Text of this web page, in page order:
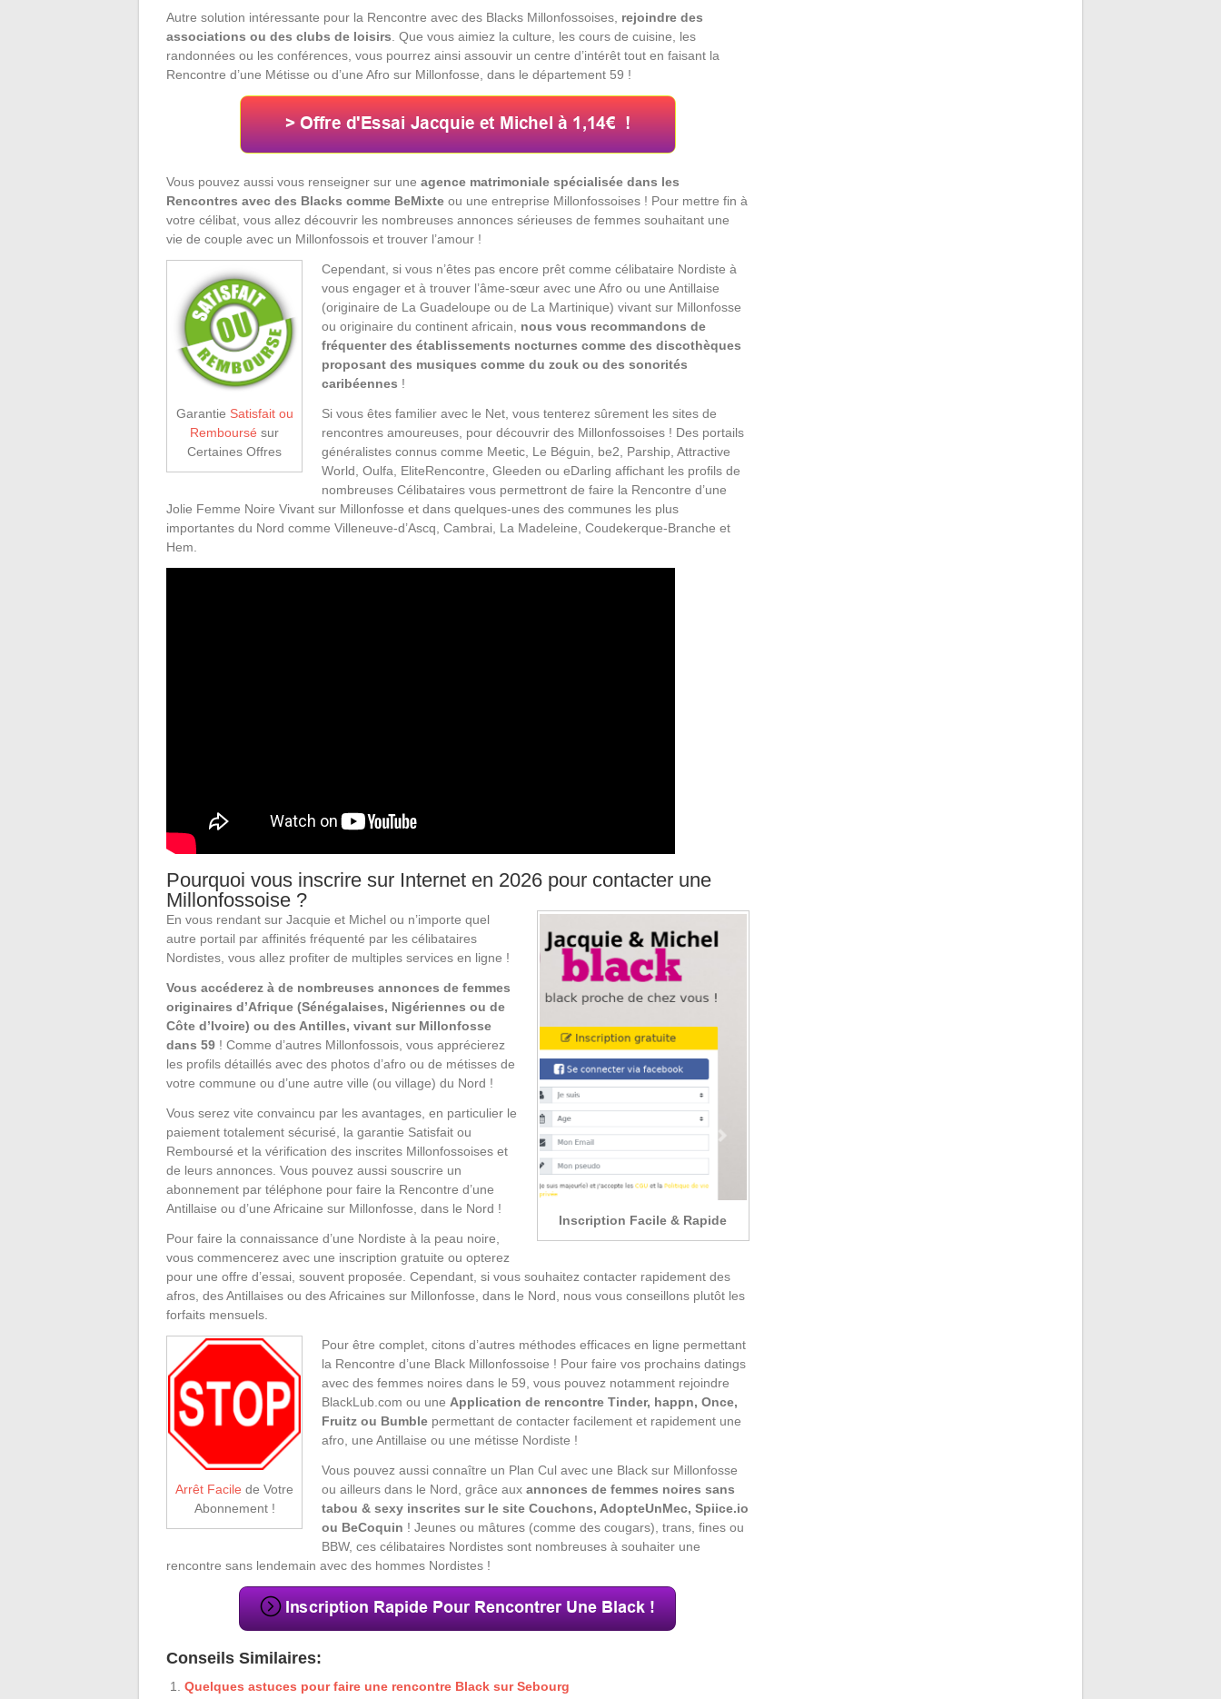
Autre solution intéressante pour la Rencontre avec des Blacks Millonfossoises, rejoindre des
associations ou des clubs de loisirs . Que vous aimiez la culture, les cours de cuisine, les
randonnées ou les conférences, vous pourrez ainsi assouvir un centre d’intérêt tout en faisant la
Rencontre d’une Métisse ou d’une Afro sur Millonfosse, dans le département 59 !
Vous pouvez aussi vous renseigner sur une agence matrimoniale spécialisée dans les
Rencontres avec des Blacks comme BeMixte ou une entreprise Millonfossoises ! Pour mettre fin à
votre célibat, vous allez découvrir les nombreuses annonces sérieuses de femmes souhaitant une
vie de couple avec un Millonfossois et trouver l’amour !
Garantie Satisfait ou
Remboursé sur
Certaines Offres
Cependant, si vous n’êtes pas encore prêt comme célibataire Nordiste à
vous engager et à trouver l’âme-sœur avec une Afro ou une Antillaise
(originaire de La Guadeloupe ou de La Martinique) vivant sur Millonfosse
ou originaire du continent africain, nous vous recommandons de
fréquenter des établissements nocturnes comme des discothèques
proposant des musiques comme du zouk ou des sonorités
caribéennes !
Si vous êtes familier avec le Net, vous tenterez sûrement les sites de
rencontres amoureuses, pour découvrir des Millonfossoises ! Des portails
généralistes connus comme Meetic, Le Béguin, be2, Parship, Attractive
World, Oulfa, EliteRencontre, Gleeden ou eDarling affichant les profils de
nombreuses Célibataires vous permettront de faire la Rencontre d’une
Jolie Femme Noire Vivant sur Millonfosse et dans quelques-unes des communes les plus
importantes du Nord comme Villeneuve-d’Ascq, Cambrai, La Madeleine, Coudekerque-Branche et
Hem.
Pourquoi vous inscrire sur Internet en 2026 pour contacter une
Millonfossoise ?
Inscription Facile & Rapide
En vous rendant sur Jacquie et Michel ou n’importe quel
autre portail par affinités fréquenté par les célibataires
Nordistes, vous allez profiter de multiples services en ligne !
Vous accéderez à de nombreuses annonces de femmes
originaires d’Afrique (Sénégalaises, Nigériennes ou de
Côte d’Ivoire) ou des Antilles, vivant sur Millonfosse
dans 59 ! Comme d’autres Millonfossois, vous apprécierez
les profils détaillés avec des photos d’afro ou de métisses de
votre commune ou d’une autre ville (ou village) du Nord !
Vous serez vite convaincu par les avantages, en particulier le
paiement totalement sécurisé, la garantie Satisfait ou
Remboursé et la vérification des inscrites Millonfossoises et
de leurs annonces. Vous pouvez aussi souscrire un
abonnement par téléphone pour faire la Rencontre d’une
Antillaise ou d’une Africaine sur Millonfosse, dans le Nord !
Pour faire la connaissance d’une Nordiste à la peau noire,
vous commencerez avec une inscription gratuite ou opterez
pour une offre d’essai, souvent proposée. Cependant, si vous souhaitez contacter rapidement des
afros, des Antillaises ou des Africaines sur Millonfosse, dans le Nord, nous vous conseillons plutôt les
forfaits mensuels.
Arrêt Facile de Votre
Abonnement !
Pour être complet, citons d’autres méthodes efficaces en ligne permettant
la Rencontre d’une Black Millonfossoise ! Pour faire vos prochains datings
avec des femmes noires dans le 59, vous pouvez notamment rejoindre
BlackLub.com ou une Application de rencontre Tinder, happn, Once,
Fruitz ou Bumble permettant de contacter facilement et rapidement une
afro, une Antillaise ou une métisse Nordiste !
Vous pouvez aussi connaître un Plan Cul avec une Black sur Millonfosse
ou ailleurs dans le Nord, grâce aux annonces de femmes noires sans
tabou & sexy inscrites sur le site Couchons, AdopteUnMec, Spiice.io
ou BeCoquin ! Jeunes ou mâtures (comme des cougars), trans, fines ou
BBW, ces célibataires Nordistes sont nombreuses à souhaiter une
rencontre sans lendemain avec des hommes Nordistes !
Conseils Similaires:
Quelques astuces pour faire une rencontre Black sur Sebourg